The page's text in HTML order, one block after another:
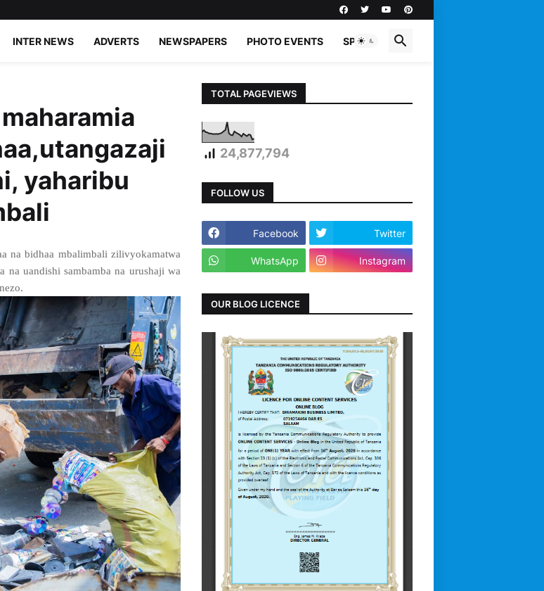
INTER NEWS ADVERTS NEWSPAPERS PHOTO EVENTS SPORTS
yaharibu
na bidhaa mbalimbali zilivyokamatwa
na uandishi sambamba na urushaji wa
TOTAL PAGEVIEWS
24,877,794
FOLLOW US
Facebook Twitter
WhatsApp Instagram
OUR BLOG LICENCE